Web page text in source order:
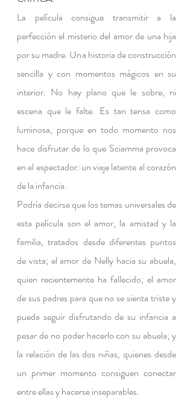
La película consigue transmitir a la
perfección el misterio del amor de una hija
por su madre. Una historia de construcción
sencilla y con momentos mágicos en su
interior. No hay plano que le sobre, ni
escena que le falte. Es tan tensa como
luminosa, porque en todo momento nos
hace disfrutar de lo que Sciamma provoca
en el espectador: un viaje latente al corazón
de la infancia.
Podría decirse que los temas universales de
esta película son el amor, la amistad y la
familia, tratados desde diferentes puntos
de vista; el amor de Nelly hacia su abuela,
quien recientemente ha fallecido; el amor
de sus padres para que no se sienta triste y
pueda seguir disfrutando de su infancia a
pesar de no poder hacerlo con su abuela; y
la relación de las dos niñas, quienes desde
un primer momento consiguen conectar
entre ellas y hacerse inseparables.